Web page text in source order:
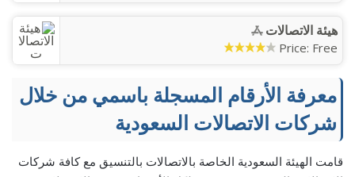
هيئة الاتصالات
Price: Free
معرفة الأرقام المسجلة باسمي من خلال
شركات الاتصالات السعودية
قامت الهيئة السعودية الخاصة بالاتصالات بالتنسيق مع كافة شركات